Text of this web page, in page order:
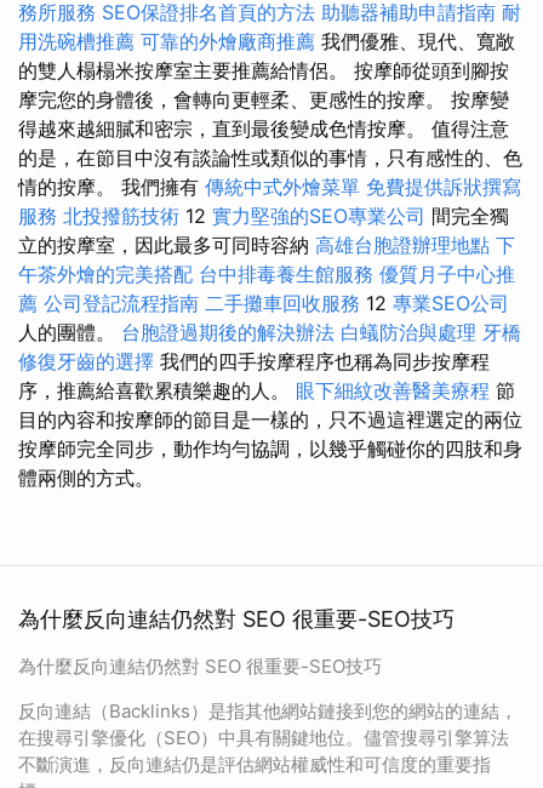
務所服務 SEO保證排名首頁的方法 助聽器補助申請指南 耐
用洗碗槽推薦 可靠的外燴廠商推薦 我們優雅、現代、寬敞
的雙人榻榻米按摩室主要推薦給情侶。 按摩師從頭到腳按
摩完您的身體後，會轉向更輕柔、更感性的按摩。 按摩變
得越來越細膩和密宗，直到最後變成色情按摩。 值得注意
的是，在節目中沒有談論性或類似的事情，只有感性的、色
情的按摩。 我們擁有 傳統中式外燴菜單 免費提供訴狀撰寫
服務 北投撥筋技術 12 實力堅強的SEO專業公司 間完全獨
立的按摩室，因此最多可同時容納 高雄台胞證辦理地點 下
午茶外燴的完美搭配 台中排毒養生館服務 優質月子中心推
薦 公司登記流程指南 二手攤車回收服務 12 專業SEO公司
人的團體。 台胞證過期後的解決辦法 白蟻防治與處理 牙橋
修復牙齒的選擇 我們的四手按摩程序也稱為同步按摩程
序，推薦給喜歡累積樂趣的人。 眼下細紋改善醫美療程 節
目的內容和按摩師的節目是一樣的，只不過這裡選定的兩位
按摩師完全同步，動作均勻協調，以幾乎觸碰你的四肢和身
體兩側的方式。
為什麼反向連結仍然對 SEO 很重要-SEO技巧
為什麼反向連結仍然對 SEO 很重要-SEO技巧
反向連結（Backlinks）是指其他網站鏈接到您的網站的連結，
在搜尋引擎優化（SEO）中具有關鍵地位。儘管搜尋引擎算法
不斷演進，反向連結仍是評估網站權威性和可信度的重要指